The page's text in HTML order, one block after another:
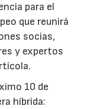
para el
que reunirá
socias,
y expertos
10 de
híbrida: